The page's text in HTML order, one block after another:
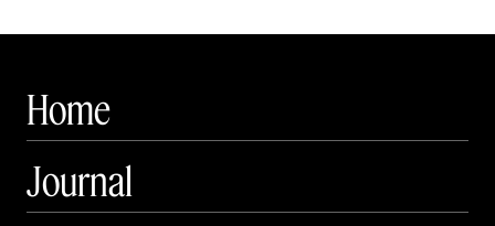
Home
Journal